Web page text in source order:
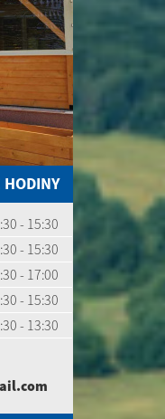
HODINY
- 15:30
- 15:30
- 17:00
- 15:30
- 13:30